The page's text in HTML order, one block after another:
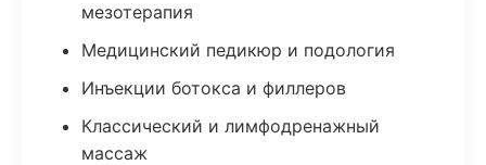
мезотерапия
Медицинский педикюр и подология
Инъекции ботокса и филлеров
Классический и лимфодренажный
массаж